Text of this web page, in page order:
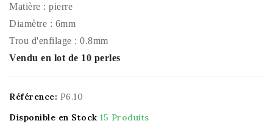
Matière : pierre
Diamètre : 6mm
Trou d'enfilage : 0.8mm
Vendu en lot de 10 perles
Référence: P6.10
Disponible en Stock 15 Produits